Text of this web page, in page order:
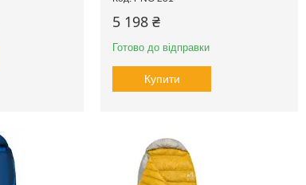
5 198 ₴
Готово до відправки
Купити